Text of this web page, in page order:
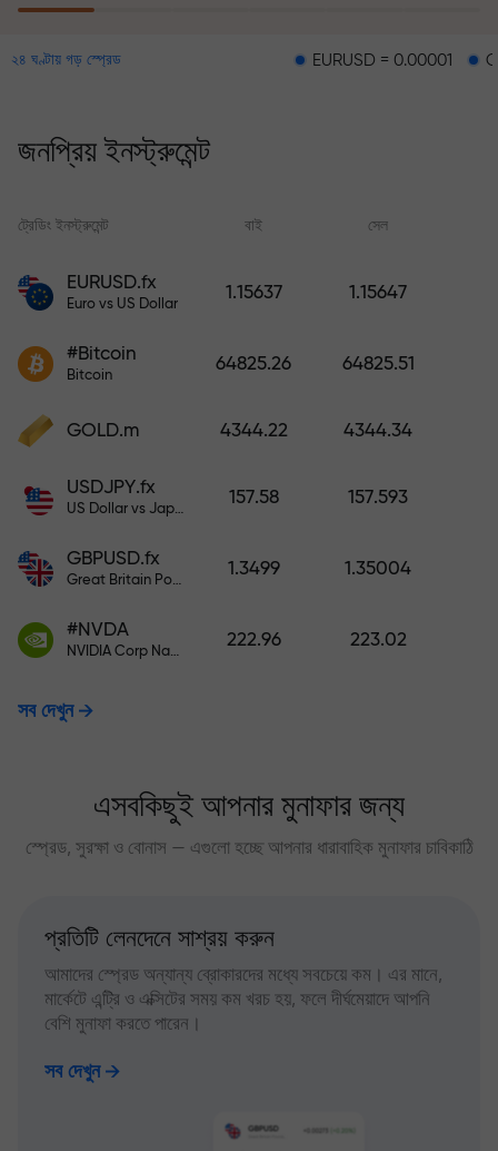
মাসের মধ্যে মুনাফা তিনগুণ করার নিশ্চয়তা দেওয়া
হয়। নিশ্চিন্তে ট্রেডিং করুন — আপনার মূলধন
ডিপোজিট করুন এবং আপনার ডিপোজিটের 1,000
গুণ বোনাস নিন। X1000 কোনো টাইপিং মিসটেক
ততই বেশি।
২৪ ঘণ্টায় গড় স্প্রেড EURUSD = 0.00001 GBPUSD =
জনপ্রিয় ইনস্ট্রুমেন্ট
ট্রেডিং ইনস্ট্রুমেন্ট বাই সেল
EURUSD.fx
Euro vs US Dollar
1.15637 1.15647
#Bitcoin
Bitcoin
64825.26 64825.51
GOLD.m 4344.22 4344.34
USDJPY.fx
US Dollar vs Japanese Yen
157.58 157.593
GBPUSD.fx
Great Britain Pound vs US Dollar
1.3499 1.35004
#NVDA
NVIDIA Corp Nasdaq Stock Exchange (Nasdaq) USD
222.96 223.02
সব দেখুন
এসবকিছুই আপনার মুনাফার জন্য
স্প্রেড, সুরক্ষা ও বোনাস — এগুলো হচ্ছে আপনার ধারাবাহিক মুনাফার চাবিকাঠি
প্রতিটি লেনদেনে সাশ্রয় করুন
আমাদের স্প্রেড অন্যান্য ব্রোকারদের মধ্যে সবচেয়ে কম। এর মানে,
মার্কেটে এন্ট্রি ও এক্সিটের সময় কম খরচ হয়, ফলে দীর্ঘমেয়াদে আপনি
বেশি মুনাফা করতে পারেন।
সব দেখুন